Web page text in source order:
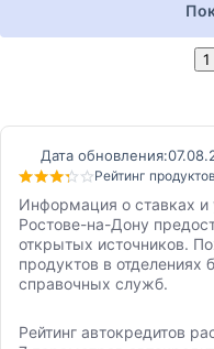
1
Дата обновления:
Рейтинг
Информация о ставках и
Ростове-на-Дону
открытых источников.
продуктов в отделениях
справочных служб.
Рейтинг автокредитов